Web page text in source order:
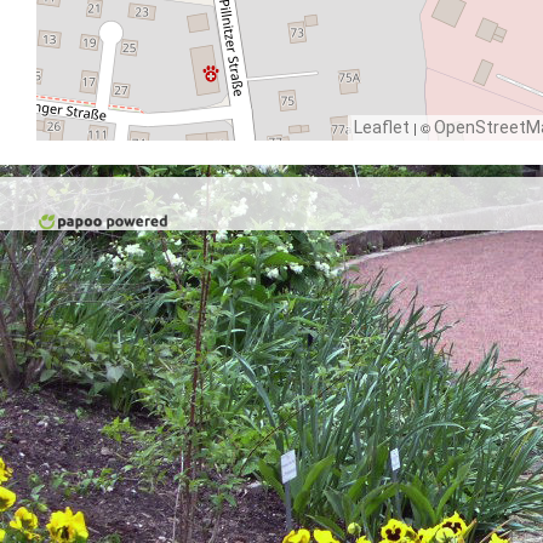
Leaflet | ©